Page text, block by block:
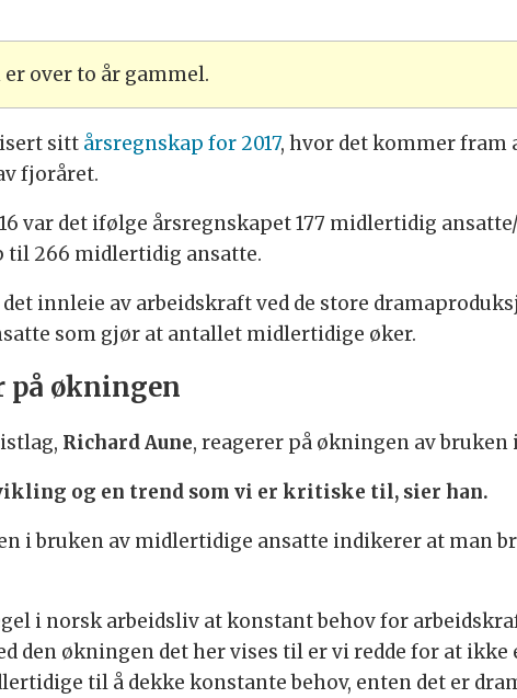
over to år gammel.
sitt årsregnskap for 2017, hvor det kommer fram
fjoråret.
var det ifølge årsregnskapet 177 midlertidig
til 266 midlertidig ansatte.
innleie av arbeidskraft ved de store
som gjør at antallet midlertidige øker.
på økningen
Richard Aune, reagerer på økningen av
og en trend som vi er kritiske til, sier han.
i bruken av midlertidige ansatte indikerer at man
i norsk arbeidsliv at konstant behov for
den økningen det her vises til er vi redde for at
til å dekke konstante behov, enten det er